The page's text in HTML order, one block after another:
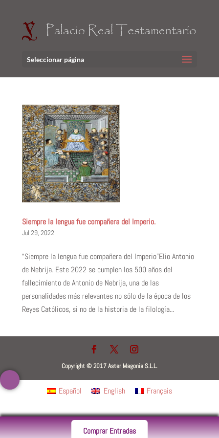
Seleccionar página
Siempre la lengua fue compañera del Imperio.
Jul 29, 2022
“Siempre la lengua fue compañera del Imperio”Elio Antonio
de Nebrija. Este 2022 se cumplen los 500 años del
fallecimiento de Antonio de Nebrija, una de las
personalidades más relevantes no sólo de la época de los
Reyes Católicos, si no de la historia de la filología...
Copyright © 2017 Aster Magonia S.L.L.
Español English Français
Comprar Entradas